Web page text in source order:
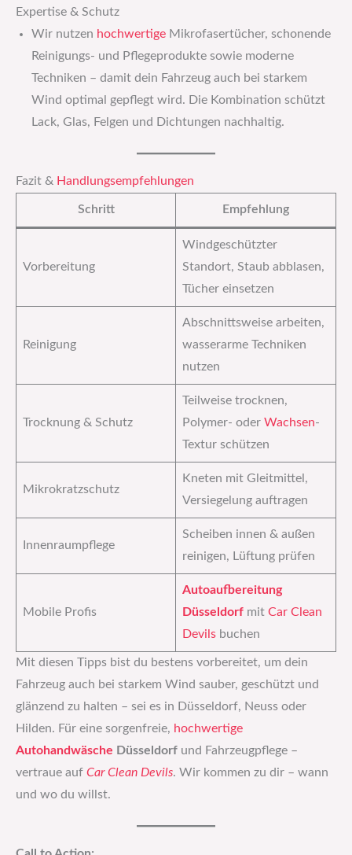
Expertise & Schutz
Wir nutzen hochwertige Mikrofasertücher, schonende
Reinigungs- und Pflegeprodukte sowie moderne
Techniken – damit dein Fahrzeug auch bei starkem
Wind optimal gepflegt wird. Die Kombination schützt
Lack, Glas, Felgen und Dichtungen nachhaltig.
Fazit & Handlungsempfehlungen
Schritt Empfehlung
Vorbereitung
Windgeschützter
Standort, Staub abblasen,
Tücher einsetzen
Reinigung
Abschnittsweise arbeiten,
wasserarme Techniken
nutzen
Trocknung & Schutz
Teilweise trocknen,
Polymer- oder Wachsen-
Textur schützen
Mikrokratzschutz
Kneten mit Gleitmittel,
Versiegelung auftragen
Innenraumpflege
Scheiben innen & außen
reinigen, Lüftung prüfen
Mobile Profis
Autoaufbereitung
Düsseldorfmit Car Clean
Devilsbuchen
Mit diesen Tipps bist du bestens vorbereitet, um dein
Fahrzeug auch bei starkem Wind sauber, geschützt und
glänzend zu halten – sei es in Düsseldorf, Neuss oder
Hilden. Für eine sorgenfreie, hochwertige
Autohandwäsche Düsseldorf und Fahrzeugpflege –
vertraue auf Car Clean Devils. Wir kommen zu dir – wann
und wo du willst.